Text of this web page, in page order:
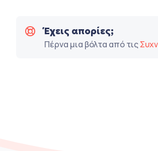
Έχεις απορίες;
Πέρνα μια βόλτα από τις